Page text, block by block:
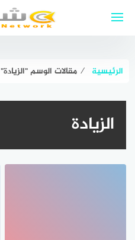
الرئيسية ⁄ مقالات الوسم "الزيادة"
الزيادة